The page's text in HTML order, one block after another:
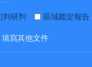
判研判 區域鑑定報告